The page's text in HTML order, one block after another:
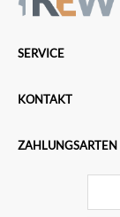
SERVICE
KONTAKT
ZAHLUNGSARTEN